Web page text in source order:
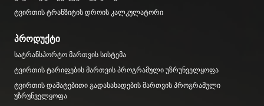
ტვირთის ტრანზიტის დროის კალკულატორი
პროდუქტი
სატრანსპორტო მართვის სისტემა
ტვირთის ტარიფების მართვის პროგრამული უზრუნველყოფა
ტვირთის დამატებითი გადასახადების მართვის პროგრამული
უზრუნველყოფა